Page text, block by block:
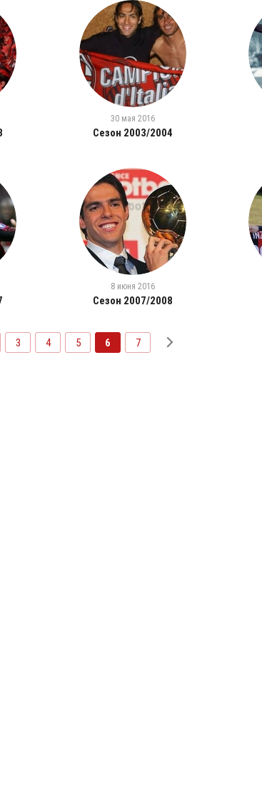
30 мая 2016
Сезон 2003/2004
8 июня 2016
Сезон 2007/2008
3 4 5 6 7